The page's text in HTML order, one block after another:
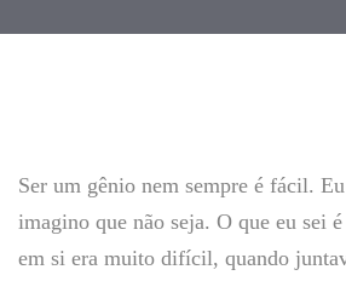
Ser um gênio nem sempre é fácil.
imagino que não seja. O que eu sei
em si era muito difícil, quando